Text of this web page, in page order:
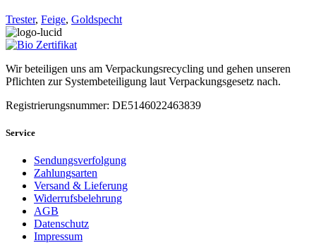
Trester, Feige, Goldspecht
Wir beteiligen uns am Verpackungsrecycling und gehen unseren
Pflichten zur Systembeteiligung laut Verpackungsgesetz nach.
Registrierungsnummer: DE5146022463839
Service
Sendungsverfolgung
Zahlungsarten
Versand & Lieferung
Widerrufsbelehrung
AGB
Datenschutz
Impressum